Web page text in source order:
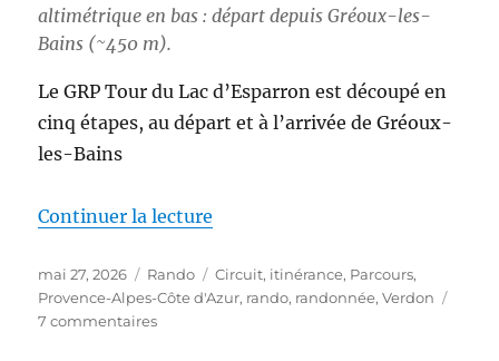
altimétrique en bas : départ depuis Gréoux-les-
Bains (~450 m).
Le GRP Tour du Lac d’Esparron est découpé en
cinq étapes, au départ et à l’arrivée de Gréoux-
les-Bains
Continuer la lecture
Publié
le
mai 27, 2026 Catégories
Rando Étiquettes
Circuit, itinérance, Parcours,
Provence-Alpes-Côte d'Azur, rando, randonnée,Verdon
7 commentairessur